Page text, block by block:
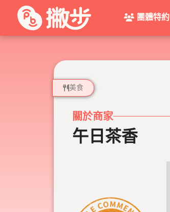
團體特約
美食
關於商家
午日茶香